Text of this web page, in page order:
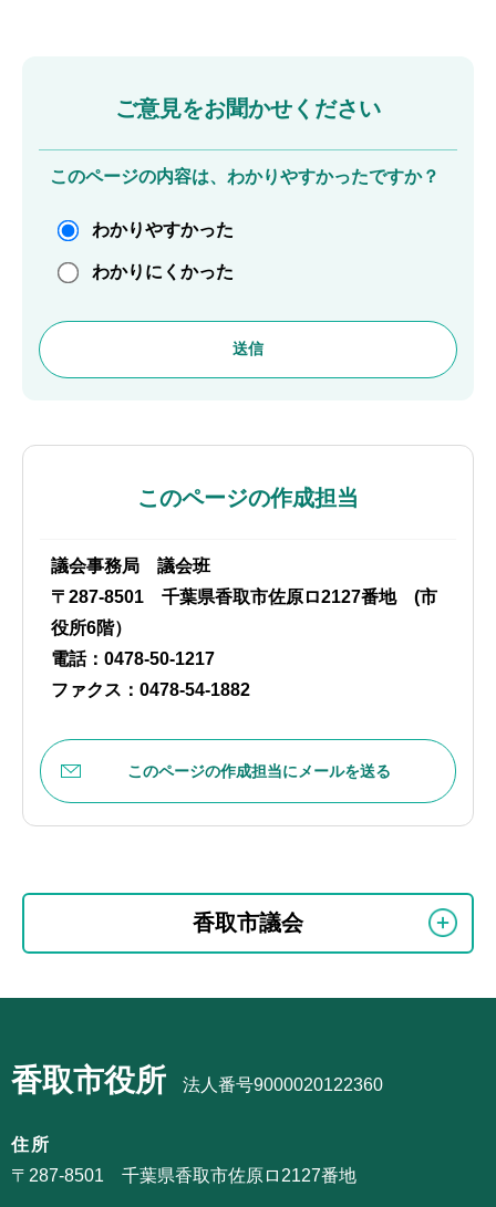
ご意見をお聞かせください
このページの内容は、わかりやすかったですか？
わかりやすかった
わかりにくかった
このページの作成担当
議会事務局 議会班
〒287-8501 千葉県香取市佐原ロ2127番地 (市
役所6階）
電話：0478-50-1217
ファクス：0478-54-1882
このページの作成担当にメールを送る
こ
ビ
ー
シ
ン
こ
香取市議会
ナ
ゲ
ー
香取市役所 法人番号9000020122360
住所
〒287-8501 千葉県香取市佐原ロ2127番地